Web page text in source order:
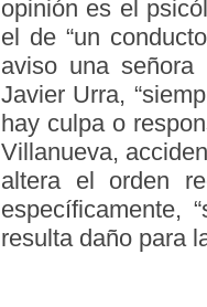
opinión es el
el de “un
aviso una
Javier Urra,
hay culpa o
Villanueva,
altera el orden
específicamente,
resulta daño para